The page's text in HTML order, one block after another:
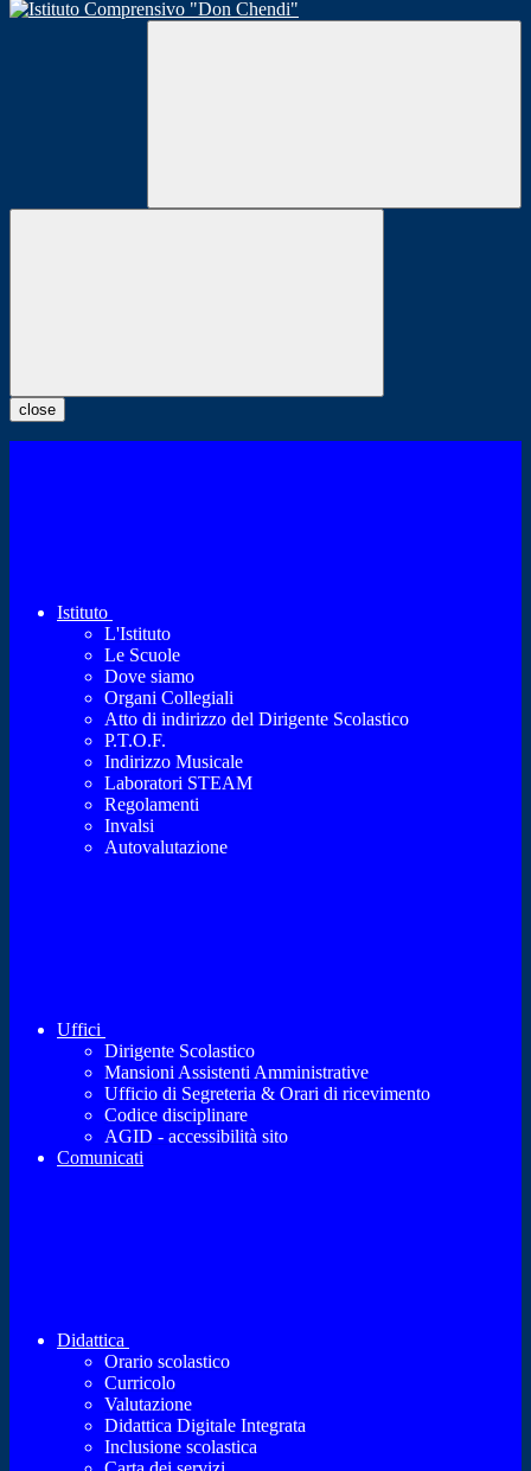
close
Istituto
L'Istituto
Le Scuole
Dove siamo
Organi Collegiali
Atto di indirizzo del Dirigente Scolastico
P.T.O.F.
Indirizzo Musicale
Laboratori STEAM
Regolamenti
Invalsi
Autovalutazione
Uffici
Dirigente Scolastico
Mansioni Assistenti Amministrative
Ufficio di Segreteria & Orari di ricevimento
Codice disciplinare
AGID - accessibilità sito
Comunicati
Didattica
Orario scolastico
Curricolo
Valutazione
Didattica Digitale Integrata
Inclusione scolastica